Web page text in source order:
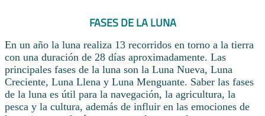
FASES DE LA LUNA
En un año la luna realiza 13 recorridos en torno a la tierra
con una duración de 28 días aproximadamente. Las
principales fases de la luna son la Luna Nueva, Luna
Creciente, Luna Llena y Luna Menguante. Saber las fases
de la luna es útil para la navegación, la agricultura, la
pesca y la cultura, además de influir en las emociones de